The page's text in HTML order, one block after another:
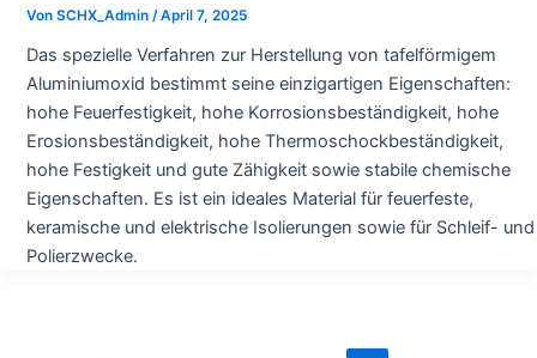
Von SCHX_Admin /April 7, 2025
Das spezielle Verfahren zur Herstellung von tafelförmigem
Aluminiumoxid bestimmt seine einzigartigen Eigenschaften:
hohe Feuerfestigkeit, hohe Korrosionsbeständigkeit, hohe
Erosionsbeständigkeit, hohe Thermoschockbeständigkeit,
hohe Festigkeit und gute Zähigkeit sowie stabile chemische
Eigenschaften. Es ist ein ideales Material für feuerfeste,
keramische und elektrische Isolierungen sowie für Schleif- und
Polierzwecke.